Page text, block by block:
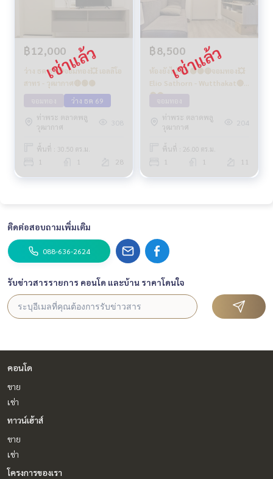
฿12,000
ว่าง ธค 69🔴จอมทอง💥 เอลลิโอ
สาทร - วุฒากาศ🔴🟢🟡
ว่าง ธค 69
ท่าพระ ตลาดพลู
วุฒากาศ
308
พื้นที่ : 30.50 ตร.ม.
1 1 28
฿8,500
ห้องยังไม่ว่าง🟢🟡🔴จอมทอง💥
Elio Sathorn - Wutthakat🔴
🟢🟡
ท่าพระ ตลาดพลู
วุฒากาศ
204
พื้นที่ : 26.00 ตร.ม.
1 1 11
ติดต่อสอบถามเพิ่มเติม
088-636-2624
รับข่าวสารรายการ คอนโด และบ้าน ราคาโดนใจ
คอนโด
ขาย
เช่า
ทาวน์เฮ้าส์
ขาย
เช่า
โครงการของเรา